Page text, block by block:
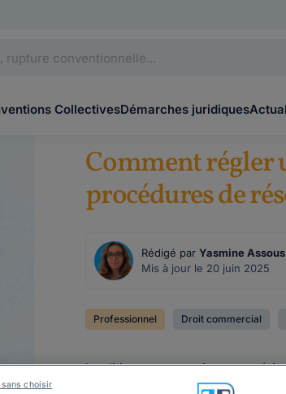
CollectivesDémarches juridiques
Comment régler
procédures de
Rédigé parYasmine Assous
Mis à jour le 20 juin 2025
Professionnel Droit commercial
Les litiges commerciaux : un
les choses ne se passent pas
sans choisir